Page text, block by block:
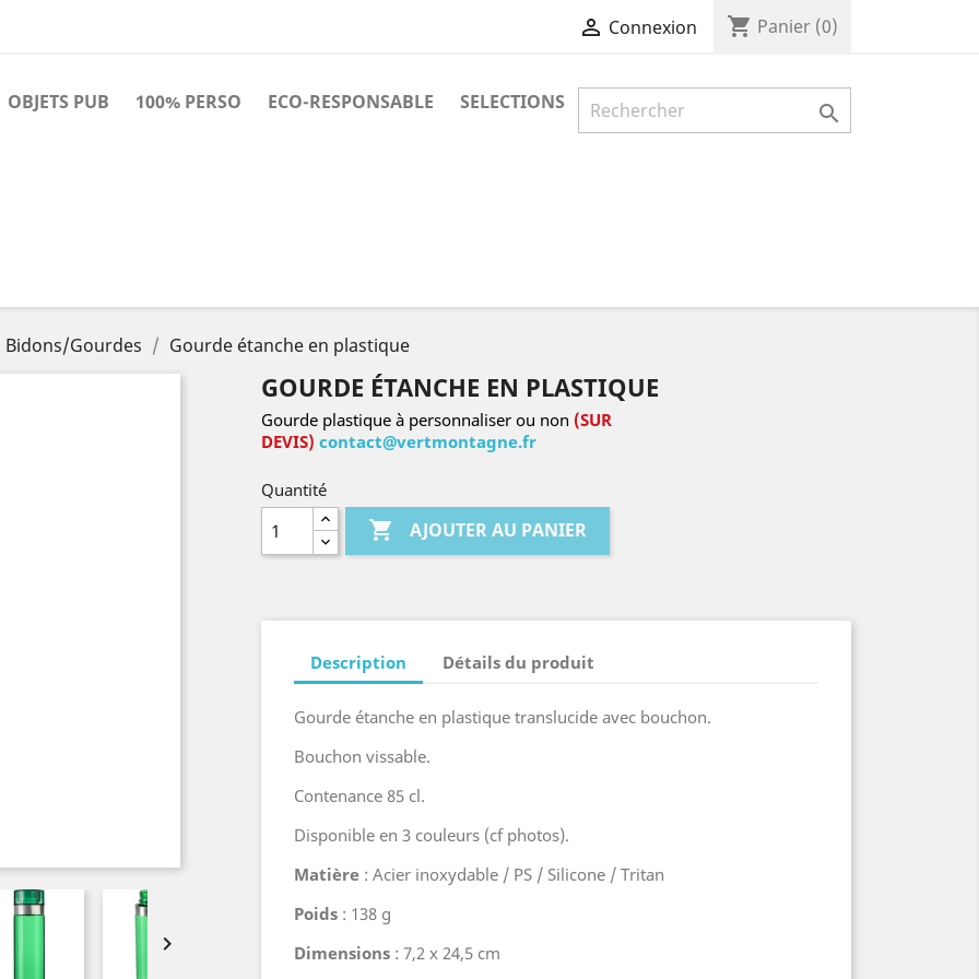
 Connexion shopping_cart Panier (0)
OBJETS PUB 100% PERSO ECO-RESPONSABLE SELECTIONS 
Bidons/Gourdes Gourde étanche en plastique

GOURDE ÉTANCHE EN PLASTIQUE
Gourde plastique à personnaliser ou non (SUR
DEVIS) contact@vertmontagne.fr
Quantité
 AJOUTER AU PANIER
Description Détails du produit
Gourde étanche en plastique translucide avec bouchon.
Bouchon vissable.
Contenance 85 cl.
Disponible en 3 couleurs (cf photos).
Matière : Acier inoxydable / PS / Silicone / Tritan
Poids : 138 g
Dimensions : 7,2 x 24,5 cm